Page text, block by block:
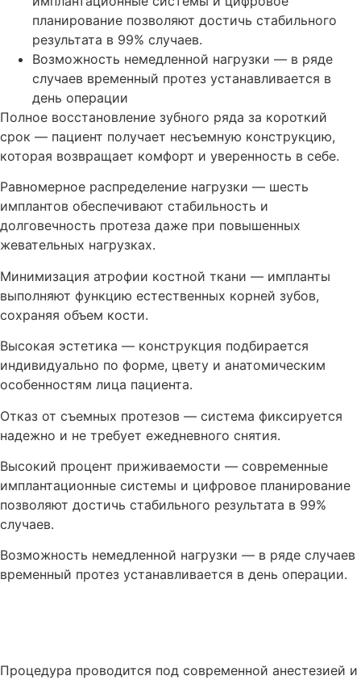
планирование позволяют достичь стабильного
результата в 99% случаев.
Возможность немедленной нагрузки — в ряде
случаев временный протез устанавливается в
день операции
Полное восстановление зубного ряда за короткий
срок — пациент получает несъемную конструкцию,
которая возвращает комфорт и уверенность в себе.
Равномерное распределение нагрузки — шесть
имплантов обеспечивают стабильность и
долговечность протеза даже при повышенных
жевательных нагрузках.
Минимизация атрофии костной ткани — импланты
выполняют функцию естественных корней зубов,
сохраняя объем кости.
Высокая эстетика — конструкция подбирается
индивидуально по форме, цвету и анатомическим
особенностям лица пациента.
Отказ от съемных протезов — система фиксируется
надежно и не требует ежедневного снятия.
Высокий процент приживаемости — современные
имплантационные системы и цифровое планирование
позволяют достичь стабильного результата в 99%
случаев.
Возможность немедленной нагрузки — в ряде случаев
временный протез устанавливается в день операции.
Процедура проводится под современной анестезией и